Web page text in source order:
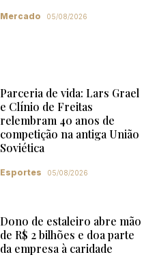
Mercado 05/08/2026
Parceria de vida: Lars Grael
e Clínio de Freitas
relembram 40 anos de
competição na antiga União
Soviética
Esportes 05/08/2026
Dono de estaleiro abre mão
de R$ 2 bilhões e doa parte
da empresa à caridade